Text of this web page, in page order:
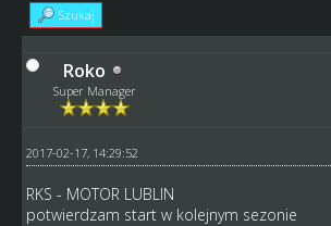
Szukaj
Roko
Super Manager
2017-02-17, 14:29:52
RKS - MOTOR LUBLIN
potwierdzam start w kolejnym sezonie